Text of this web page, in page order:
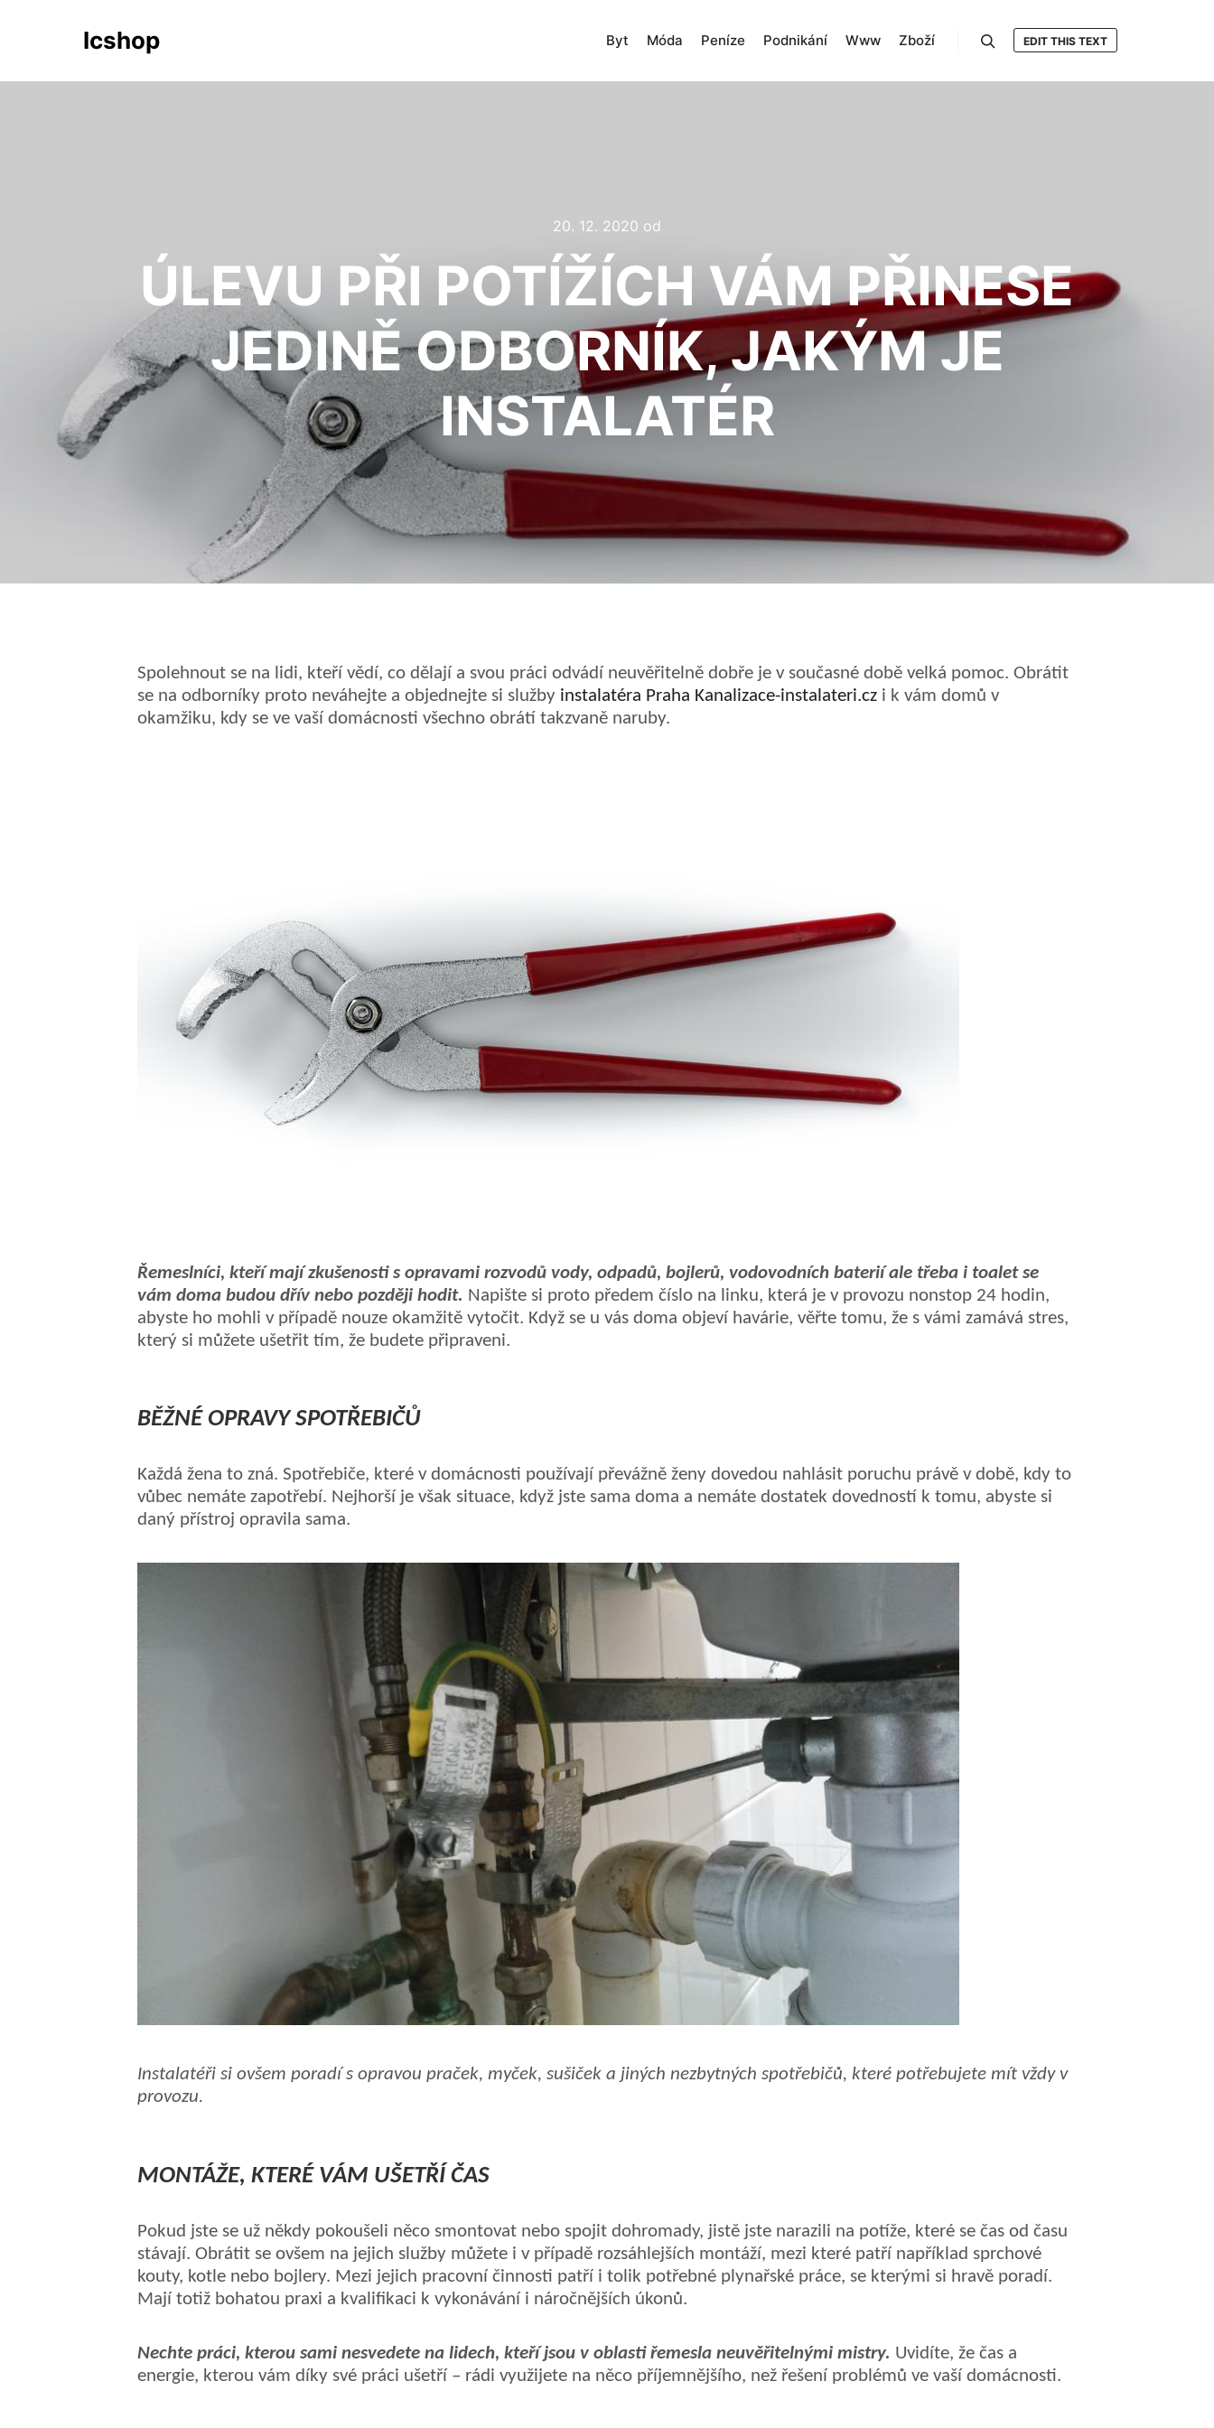
Icshop Byt Móda Peníze Podnikání Www Zboží EDIT THIS TEXT
20. 12. 2020 od
ÚLEVU PŘI POTÍŽÍCH VÁM PŘINESE
JEDINĚ ODBORNÍK, JAKÝM JE
INSTALATÉR
Spolehnout se na lidi, kteří vědí, co dělají a svou práci odvádí neuvěřitelně dobře je v současné době velká pomoc. Obrátit
se na odborníky proto neváhejte a objednejte si služby instalatéra Praha Kanalizace-instalateri.cz i k vám domů v
okamžiku, kdy se ve vaší domácnosti všechno obrátí takzvaně naruby.
Řemeslníci, kteří mají zkušenosti s opravami rozvodů vody, odpadů, bojlerů, vodovodních baterií ale třeba i toalet se
vám doma budou dřív nebo později hodit. Napište si proto předem číslo na linku, která je v provozu nonstop 24 hodin,
abyste ho mohli v případě nouze okamžitě vytočit. Když se u vás doma objeví havárie, věřte tomu, že s vámi zamává stres,
který si můžete ušetřit tím, že budete připraveni.
BĚŽNÉ OPRAVY SPOTŘEBIČŮ
Každá žena to zná. Spotřebiče, které v domácnosti používají převážně ženy dovedou nahlásit poruchu právě v době, kdy to
vůbec nemáte zapotřebí. Nejhorší je však situace, když jste sama doma a nemáte dostatek dovedností k tomu, abyste si
daný přístroj opravila sama.
Instalatéři si ovšem poradí s opravou praček, myček, sušiček a jiných nezbytných spotřebičů, které potřebujete mít vždy v
provozu.
MONTÁŽE, KTERÉ VÁM UŠETŘÍ ČAS
Pokud jste se už někdy pokoušeli něco smontovat nebo spojit dohromady, jistě jste narazili na potíže, které se čas od času
stávají. Obrátit se ovšem na jejich služby můžete i v případě rozsáhlejších montáží, mezi které patří například sprchové
kouty, kotle nebo bojlery. Mezi jejich pracovní činnosti patří i tolik potřebné p lynařské práce, se kterými si hravě poradí.
Majítotiž bohatou praxi a kvalifikaci k vykonávání i náročnějších úkonů.
Nechte práci, kterou sami nesvedete na lidech, kteří jsou v oblasti řemesla neuvěřitelnými mistry. Uvidíte, že čas a
energie, kterou vám díky své práci ušetří – rádi využijete na něco příjemnějšího, než řešení problémů ve vaší domácnosti.